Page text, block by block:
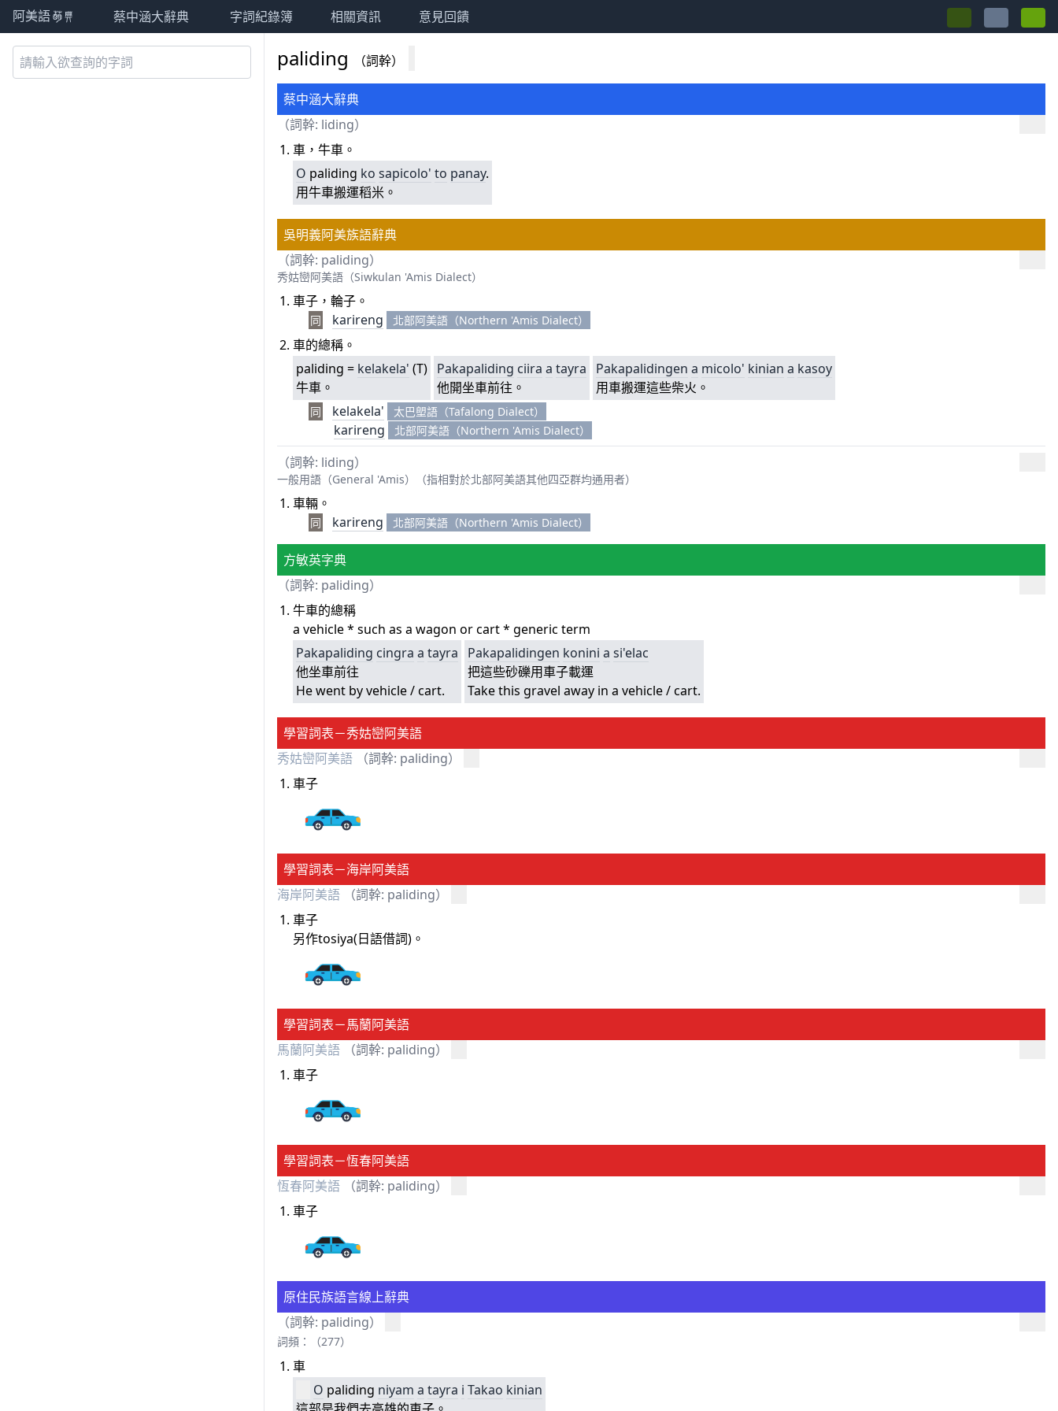
阿美語萌典 蔡中涵大辭典 字詞紀錄簿 相關資訊 意見回饋
paliding （詞幹）
蔡中涵大辭典
（詞幹: liding）
車，牛車。
O paliding ko sapicolo' to panay.
用牛車搬運稻米。
吳明義阿美族語辭典
（詞幹: paliding）
秀姑巒阿美語（Siwkulan 'Amis Dialect）
車子，輪子。
同 karireng 北部阿美語（Northern 'Amis Dialect）
車的總稱。
paliding = kelakela' (T)
牛車。
Pakapaliding ciira a tayra
他開坐車前往。
Pakapalidingen a micolo' kinian a kasoy
用車搬運這些柴火。
同 kelakela' 太巴塱語（Tafalong Dialect）
karireng 北部阿美語（Northern 'Amis Dialect）
（詞幹: liding）
一般用語（General 'Amis）（指相對於北部阿美語其他四亞群均通用者）
車輛。
同 karireng 北部阿美語（Northern 'Amis Dialect）
方敏英字典
（詞幹: paliding）
牛車的總稱
a vehicle * such as a wagon or cart * generic term
Pakapaliding cingra a tayra
他坐車前往
He went by vehicle / cart.
Pakapalidingen konini a si'elac
把這些砂礫用車子載運
Take this gravel away in a vehicle / cart.
學習詞表－秀姑巒阿美語
秀姑巒阿美語
（詞幹: paliding）
車子
學習詞表－海岸阿美語
海岸阿美語
（詞幹: paliding）
車子
另作tosiya(日語借詞)。
學習詞表－馬蘭阿美語
馬蘭阿美語
（詞幹: paliding）
車子
學習詞表－恆春阿美語
恆春阿美語
（詞幹: paliding）
車子
原住民族語言線上辭典
（詞幹: paliding）
詞頻：（277）
車
O paliding niyam a tayra i Takao kinian